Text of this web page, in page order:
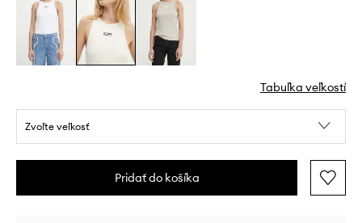
Tabuľka veľkostí
Zvoľte veľkosť
Pridať do košíka